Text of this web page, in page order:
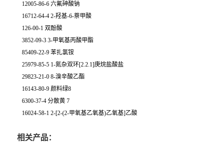
12005-86-6 六氟砷酸钠
16712-64-4 2-羟基-6-萘甲酸
126-00-1 双酚酸
3852-09-3 3-甲氧基丙酸甲酯
85409-22-9 苯扎氯铵
25979-85-5 1-氮杂双环[2.2.1]庚烷盐酸盐
29823-21-0 8-溴辛酸乙酯
16143-80-9 颜料绿8
6300-37-4 分散黄 7
16024-58-1 2-[2-(2-甲氧基乙氧基)乙氧基]乙酸
相关产品：